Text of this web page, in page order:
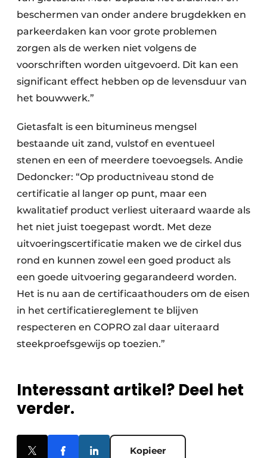
beschermen van onder andere brugdekken en
parkeerdaken kan voor grote problemen
zorgen als de werken niet volgens de
voorschriften worden uitgevoerd. Dit kan een
significant effect hebben op de levensduur van
het bouwwerk.”
Gietasfalt is een bitumineus mengsel
bestaande uit zand, vulstof en eventueel
stenen en een of meerdere toevoegsels. Andie
Dedoncker: “Op productniveau stond de
certificatie al langer op punt, maar een
kwalitatief product verliest uiteraard waarde als
het niet juist toegepast wordt. Met deze
uitvoeringscertificatie maken we de cirkel dus
rond en kunnen zowel een goed product als
een goede uitvoering gegarandeerd worden.
Het is nu aan de certificaathouders om de eisen
in het certificatiereglement te blijven
respecteren en COPRO zal daar uiteraard
steekproefsgewijs op toezien.”
Interessant artikel? Deel het
verder.
Kopieer